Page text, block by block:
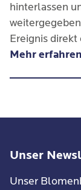
hinterlassen
Ereignis
Mehr erfahren
Unser
Unser